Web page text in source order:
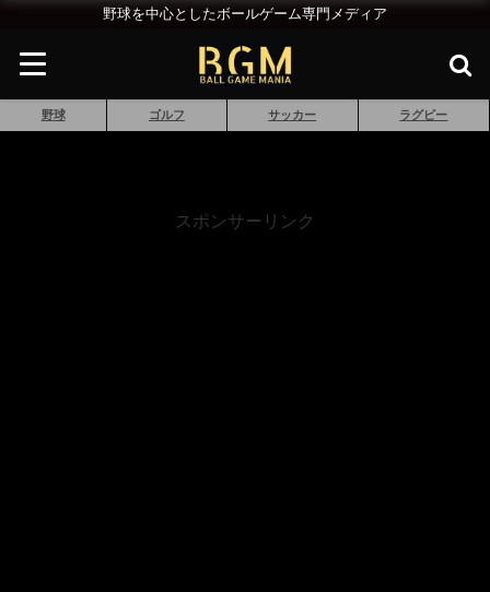
野球を中心としたボールゲーム専門メディア
野球 ゴルフ サッカー ラグビー
スポンサーリンク